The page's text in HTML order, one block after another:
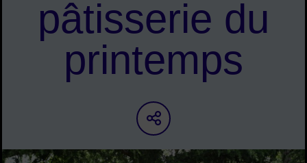
pâtisserie du
printemps
Partager sur les